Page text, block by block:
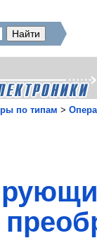
по типам >